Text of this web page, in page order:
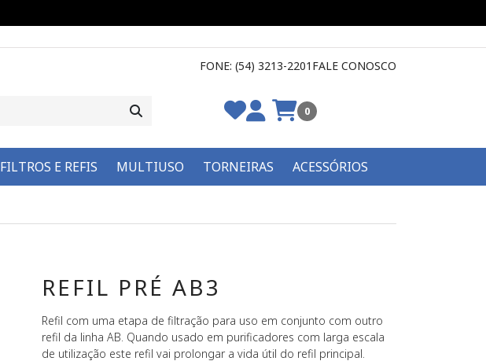
FONE: (54) 3213-2201 FALE CONOSCO
0
FILTROS E REFIS MULTIUSO TORNEIRAS ACESSÓRIOS
REFIL PRÉ AB3
Refil com uma etapa de filtração para uso em conjunto com outro
refil da linha AB. Quando usado em purificadores com larga escala
de utilização este refil vai prolongar a vida útil do refil principal.